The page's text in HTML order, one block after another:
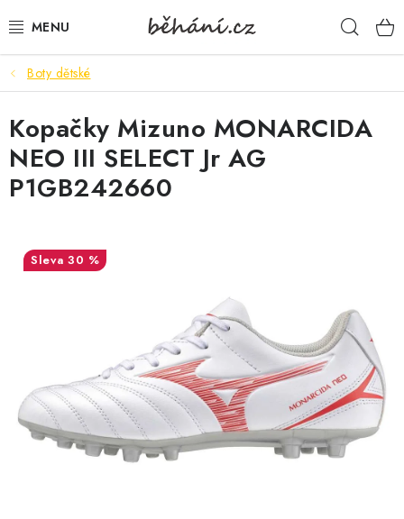
na
BOTY PÁNSKÉ
BOTY DÁMSKÉ
PÁNSKÉ OBLEČENÍ
DOPLŇKY
VELIKOSTNÍ TABULKY
KONTAKT
BOTY DĚTSKÉ
Boty dětské
Kopačky Mizuno MONARCIDA
NEO III SELECT Jr AG
P1GB242660
30 %